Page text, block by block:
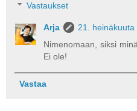
Vastaukset
Arja
21.
Nimenomaan, siksi
Ei ole!
Vastaa